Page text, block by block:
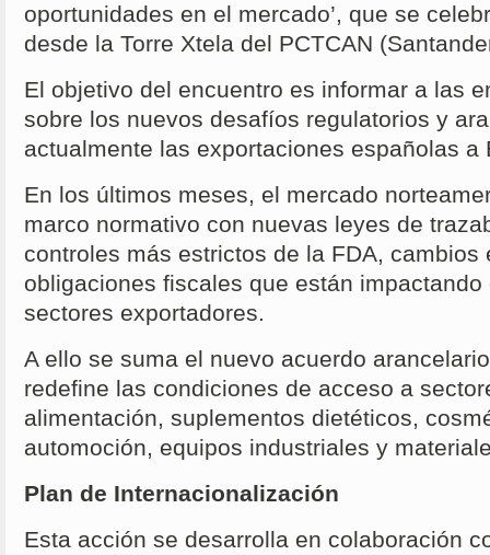
oportunidades en el mercado’, que se
desde la Torre Xtela del PCTCAN
El objetivo del encuentro es informar a las
sobre los nuevos desafíos regulatorios y
actualmente las exportaciones españolas
En los últimos meses, el mercado
marco normativo con nuevas leyes de
controles más estrictos de la FDA, cambios
obligaciones fiscales que están
sectores exportadores.
A ello se suma el nuevo acuerdo
redefine las condiciones de acceso a
alimentación, suplementos dietéticos,
automoción, equipos industriales y
Plan de Internacionalización
Esta acción se desarrolla en colaboración